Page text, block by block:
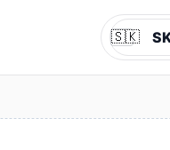
Jazyk
🇸🇰